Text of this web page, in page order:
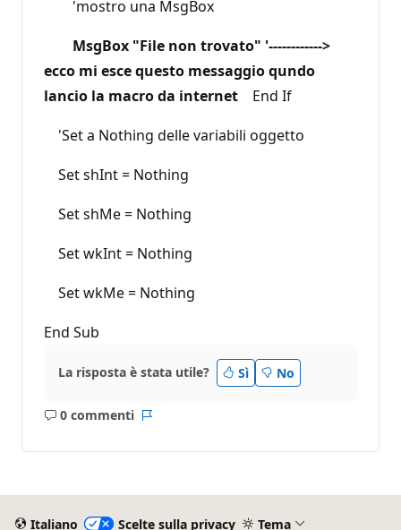
'mostro una MsgBox
MsgBox "File non trovato" '------------>
ecco mi esce questo messaggio qundo
lancio la macro da internet End If
'Set a Nothing delle variabili oggetto
Set shInt = Nothing
Set shMe = Nothing
Set wkInt = Nothing
Set wkMe = Nothing
End Sub
La risposta è stata utile? Sì No
0 commenti
Nessun
Italiano Scelte sulla privacy Tema